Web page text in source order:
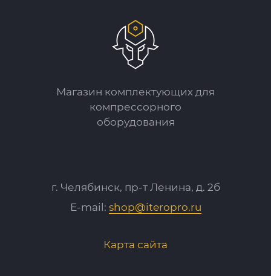
Магазин комплектующих для
компрессорного
оборудования
г. Челябинск, пр-т Ленина, д. 2б
E-mail: shop@iteropro.ru
Карта сайта